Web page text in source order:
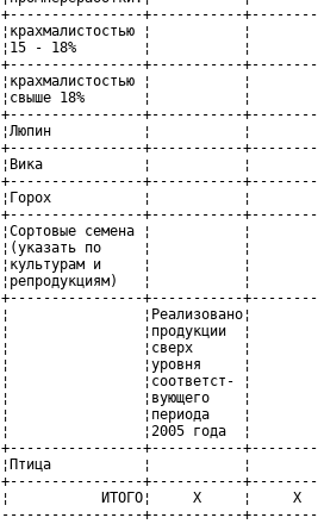
+----------------+-----------
¦крахмалистостью ¦           ¦
¦15 - 18%        ¦           ¦
+----------------+-----------
¦крахмалистостью ¦           ¦
¦свыше 18%       ¦           ¦
+----------------+-----------
¦Люпин           ¦           ¦
+----------------+-----------
¦Вика            ¦           ¦
+----------------+-----------
¦Горох           ¦           ¦
+----------------+-----------
¦Сортовые семена ¦           ¦
¦(указать по     ¦           ¦
¦культурам и     ¦           ¦
¦репродукциям)   ¦           ¦
+----------------+-----------
¦                ¦Реализовано¦
¦                ¦продукции  ¦
¦                ¦сверх      ¦
¦                ¦уровня     ¦
¦                ¦соответст- ¦
¦                ¦вующего    ¦
¦                ¦периода    ¦
¦                ¦2005 года  ¦
+----------------+-----------
¦Птица           ¦           ¦
+----------------+-----------
¦           ИТОГО¦     X     ¦
-----------------+-----------